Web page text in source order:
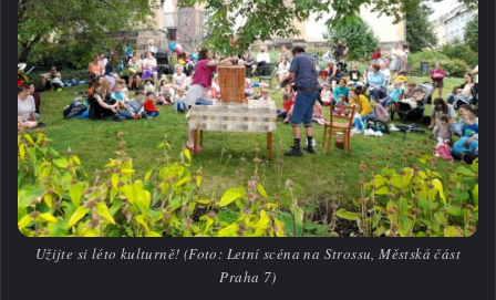
Užijte si léto kulturně! (Foto: Letní scéna na Strossu, Městská část
Praha 7)